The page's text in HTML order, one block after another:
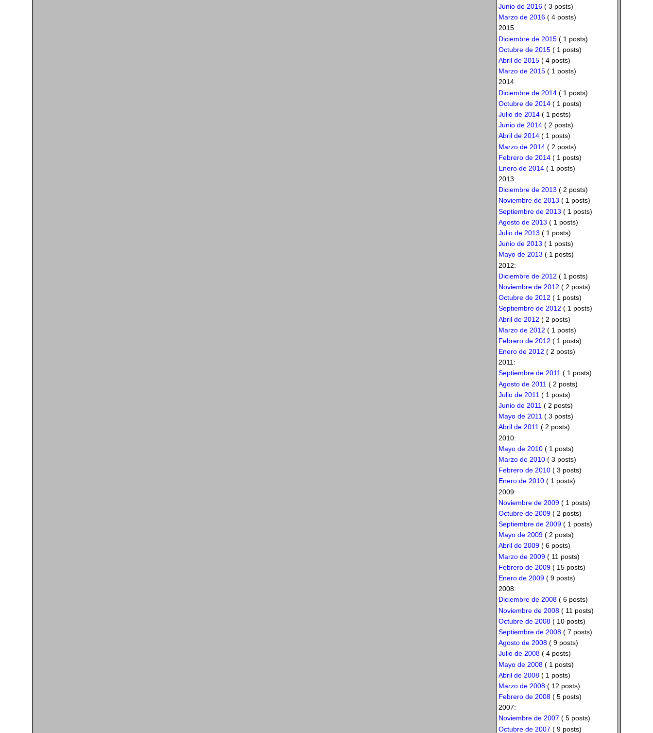
Junio de 2016( 3 posts)
Marzo de 2016( 4 posts)
2015:
Diciembre de 2015( 1 posts)
Octubre de 2015( 1 posts)
Abril de 2015( 4 posts)
Marzo de 2015( 1 posts)
2014:
Diciembre de 2014( 1 posts)
Octubre de 2014( 1 posts)
Julio de 2014( 1 posts)
Junio de 2014( 2 posts)
Abril de 2014( 1 posts)
Marzo de 2014( 2 posts)
Febrero de 2014( 1 posts)
Enero de 2014( 1 posts)
2013:
Diciembre de 2013 ( 2 posts)
Noviembre de 2013 ( 1 posts)
Septiembre de 2013 ( 1 posts)
Agosto de 2013 ( 1 posts)
Julio de 2013 ( 1 posts)
Junio de 2013 ( 1 posts)
Mayo de 2013 ( 1 posts)
2012:
Diciembre de 2012 ( 1 posts)
Noviembre de 2012 ( 2 posts)
Octubre de 2012 ( 1 posts)
Septiembre de 2012 ( 1 posts)
Abril de 2012 ( 2 posts)
Marzo de 2012 ( 1 posts)
Febrero de 2012 ( 1 posts)
Enero de 2012 ( 2 posts)
2011:
Septiembre de 2011( 1 posts)
Agosto de 2011 ( 2 posts)
Julio de 2011 ( 1 posts)
Junio de 2011 ( 2 posts)
Mayo de 2011 ( 3 posts)
Abril de 2011( 2 posts)
2010:
Mayo de 2010( 1 posts)
Marzo de 2010( 3 posts)
Febrero de 2010( 3 posts)
Enero de 2010( 1 posts)
2009:
Noviembre de 2009( 1 posts)
Octubre de 2009( 2 posts)
Septiembre de 2009( 1 posts)
Mayo de 2009( 2 posts)
Abril de 2009( 6 posts)
Marzo de 2009( 11 posts)
Febrero de 2009( 15 posts)
Enero de 2009( 9 posts)
2008:
Diciembre de 2008( 6 posts)
Noviembre de 2008( 11 posts)
Octubre de 2008( 10 posts)
Septiembre de 2008( 7 posts)
Agosto de 2008( 9 posts)
Julio de 2008( 4 posts)
Mayo de 2008( 1 posts)
Abril de 2008( 1 posts)
Marzo de 2008( 12 posts)
Febrero de 2008( 5 posts)
2007:
Noviembre de 2007 ( 5 posts)
Octubre de 2007 ( 9 posts)